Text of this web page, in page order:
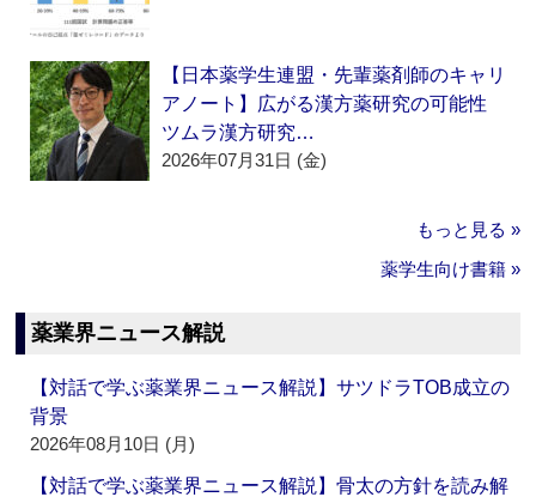
【日本薬学生連盟・先輩薬剤師のキャリ
アノート】広がる漢方薬研究の可能性
ツムラ漢方研究…
2026年07月31日 (金)
もっと見る »
薬学生向け書籍 »
薬業界ニュース解説
【対話で学ぶ薬業界ニュース解説】サツドラTOB成立の
背景
2026年08月10日 (月)
【対話で学ぶ薬業界ニュース解説】骨太の方針を読み解